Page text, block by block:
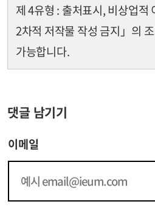
제 4유형 : 출처표시, 비상업적
2차적 저작물 작성 금지」의
가능합니다.
댓글 남기기
이메일